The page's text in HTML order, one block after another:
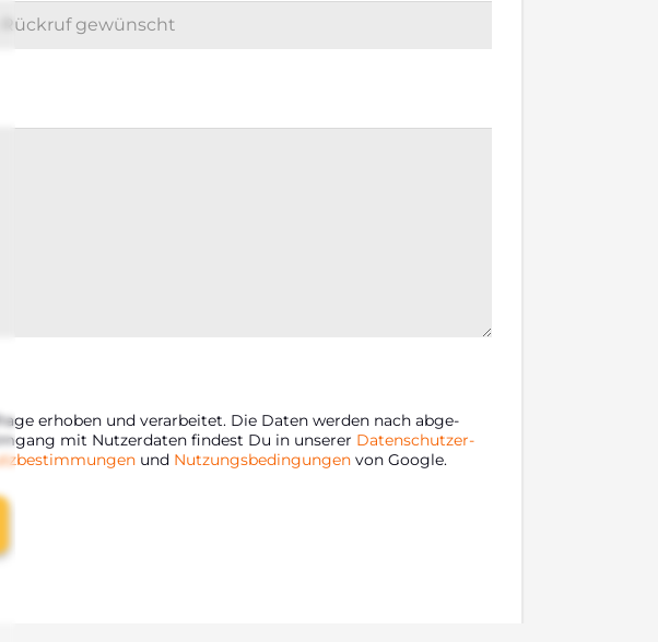
erho­ben und ver­ar­bei­tet. Die Daten wer­den nach abge­
mit Nut­zer­da­ten fin­dest Du in unse­rer Daten­schutz­er­
und Nut­zungs­be­din­gun­genvon Goog­le.